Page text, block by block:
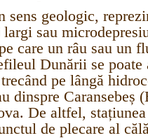
sens geologic,
sau
care un râu sau un
Dunării se poate
pe lângă
dinspre Caransebeș
De altfel,
de plecare al